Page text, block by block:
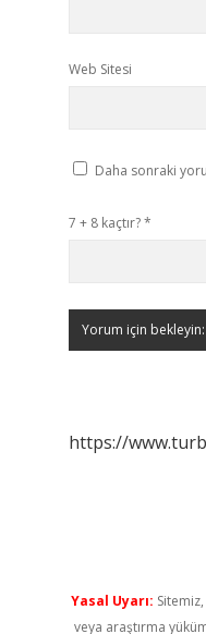
Web Sitesi
Daha sonraki
7 + 8 kaçtır?*
https://
Yasal Uyarı:
veya araştırma